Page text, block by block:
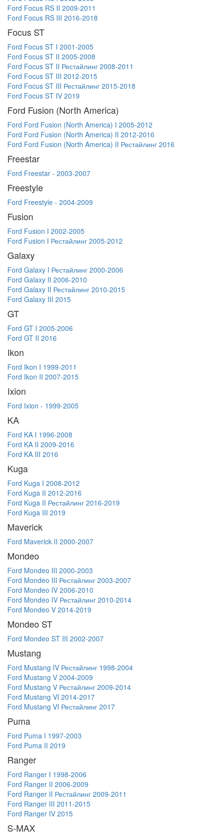
Ford Focus RS II 2009-2011
Ford Focus RS III 2016-2018
Focus ST
Ford Focus ST I 2001-2005
Ford Focus ST II 2005-2008
Ford Focus ST II Рестайлинг 2008-2011
Ford Focus ST III 2012-2015
Ford Focus ST III Рестайлинг 2015-2018
Ford Focus ST IV 2019
Ford Fusion (North America)
Ford Ford Fusion (North America) I 2005-2012
Ford Ford Fusion (North America) II 2012-2016
Ford Ford Fusion (North America) II Рестайлинг 2016
Freestar
Ford Freestar - 2003-2007
Freestyle
Ford Freestyle - 2004-2009
Fusion
Ford Fusion I 2002-2005
Ford Fusion I Рестайлинг 2005-2012
Galaxy
Ford Galaxy I Рестайлинг 2000-2006
Ford Galaxy II 2006-2010
Ford Galaxy II Рестайлинг 2010-2015
Ford Galaxy III 2015
GT
Ford GT I 2005-2006
Ford GT II 2016
Ikon
Ford Ikon I 1999-2011
Ford Ikon II 2007-2015
Ixion
Ford Ixion - 1999-2005
KA
Ford KA I 1996-2008
Ford KA II 2009-2016
Ford KA III 2016
Kuga
Ford Kuga I 2008-2012
Ford Kuga II 2012-2016
Ford Kuga II Рестайлинг 2016-2019
Ford Kuga III 2019
Maverick
Ford Maverick II 2000-2007
Mondeo
Ford Mondeo III 2000-2003
Ford Mondeo III Рестайлинг 2003-2007
Ford Mondeo IV 2006-2010
Ford Mondeo IV Рестайлинг 2010-2014
Ford Mondeo V 2014-2019
Mondeo ST
Ford Mondeo ST III 2002-2007
Mustang
Ford Mustang IV Рестайлинг 1998-2004
Ford Mustang V 2004-2009
Ford Mustang V Рестайлинг 2009-2014
Ford Mustang VI 2014-2017
Ford Mustang VI Рестайлинг 2017
Puma
Ford Puma I 1997-2003
Ford Puma II 2019
Ranger
Ford Ranger I 1998-2006
Ford Ranger II 2006-2009
Ford Ranger II Рестайлинг 2009-2011
Ford Ranger III 2011-2015
Ford Ranger IV 2015
S-MAX